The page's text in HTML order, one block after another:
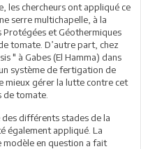
les chercheurs ont appliqué ce
serre multichapelle, à la
Protégées et Géothermiques
tomate. D’autre part, chez
" à Gabes (El Hamma) dans
système de fertigation de
mieux gérer la lutte contre cet
tomate.
différents stades de la
également appliqué. La
en question a fait